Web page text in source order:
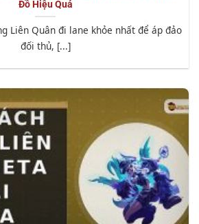
Đồ Hiệu Quả
Liên Quân đi lane khỏe nhất để áp đảo
đối thủ, [...]